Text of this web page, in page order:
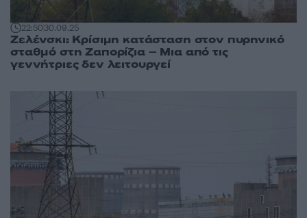
22:5030.09.25
Ζελένσκι: Κρίσιμη κατάσταση στον πυρηνικό
σταθμό στη Ζαπορίζια – Μια από τις
γεννήτριες δεν λειτουργεί